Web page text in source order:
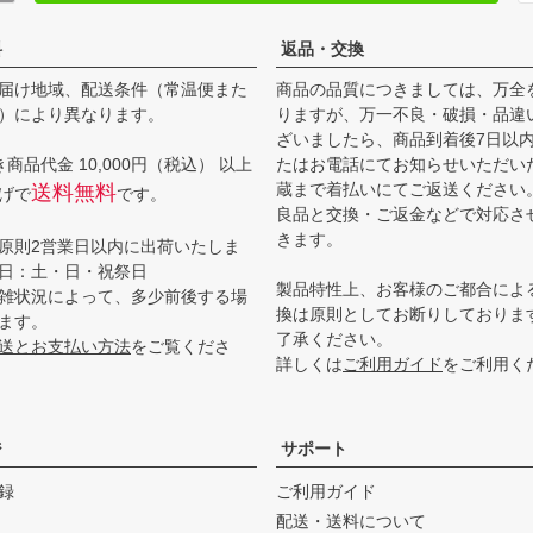
け地域、配送条件（常温便また
により異なります。
商品代金 10,000円（税込） 以上
で送料無料です。
則2営業日以内に出荷いたしま
：土・日・祝祭日
状況によって、多少前後する場
す。
とお支払い方法をご覧くださ
返品・交換
商品の品質につきましては、万全
りますが、万一不良・破損・品違
ざいましたら、商品到着後7日以
たはお電話にてお知らせいただい
蔵まで着払いにてご返送ください
良品と交換・ご返金などで対応さ
きます。
製品特性上、お客様のご都合によ
換は原則としてお断りしておりま
了承ください。
詳しくはご利用ガイドをご利用く
サポート
ご利用ガイド
配送・送料について